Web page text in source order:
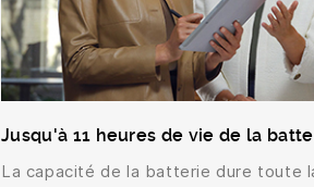
Jusqu'à 11 heures de vie de la
La capacité de la batterie dure toute